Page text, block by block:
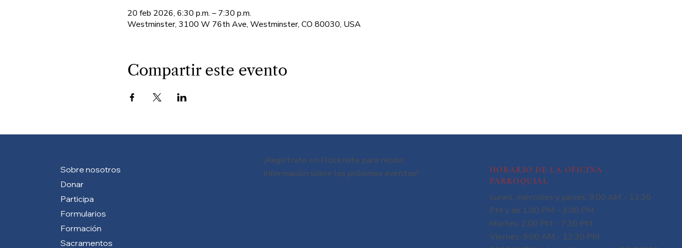
20 feb 2026, 6:30 p.m. – 7:30 p.m.
Westminster, 3100 W 76th Ave, Westminster, CO 80030, USA
Compartir este evento
Sobre nosotros
Donar
Participa
Formularios
Formación
Sacramentos
¡Regístrate en Flocknote para recibir
información sobre los próximos eventos!
HORARIO DE LA OFICINA
PARROQUIAL
Lunes, miércoles y jueves: 9:00 AM - 12:30
PM y de 1:00 PM - 3:00 PM.
Martes: 2:00 PM - 7:30 PM
Viernes: 9:00 AM - 12:30 PM